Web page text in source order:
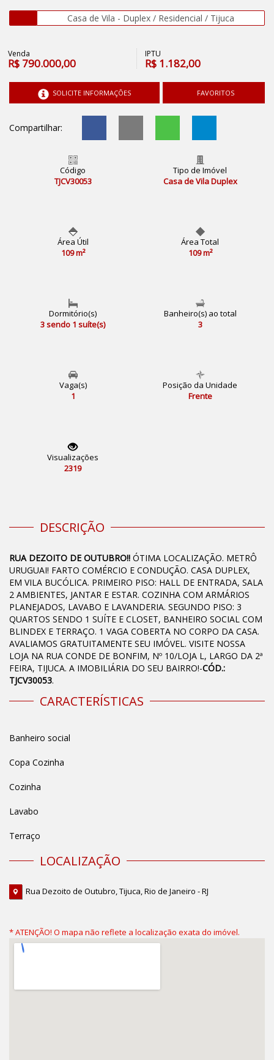
Casa de Vila - Duplex / Residencial / Tijuca
Venda
R$ 790.000,00
IPTU
R$ 1.182,00
SOLICITE INFORMAÇÕES FAVORITOS
Compartilhar:
Código
TJCV30053
Tipo de Imóvel
Casa de Vila Duplex
Área Útil
109 m²
Área Total
109 m²
Dormitório(s)
3 sendo 1 suíte(s)
Banheiro(s) ao total
3
Vaga(s)
1
Posição da Unidade
Frente
Visualizações
2319
DESCRIÇÃO
RUA DEZOITO DE OUTUBRO!! ÓTIMA LOCALIZAÇÃO. METRÔ
URUGUAI! FARTO COMÉRCIO E CONDUÇÃO. CASA DUPLEX,
EM VILA BUCÓLICA. PRIMEIRO PISO: HALL DE ENTRADA, SALA
2 AMBIENTES, JANTAR E ESTAR. COZINHA COM ARMÁRIOS
PLANEJADOS, LAVABO E LAVANDERIA. SEGUNDO PISO: 3
QUARTOS SENDO 1 SUÍTE E CLOSET, BANHEIRO SOCIAL COM
BLINDEX E TERRAÇO. 1 VAGA COBERTA NO CORPO DA CASA.
AVALIAMOS GRATUITAMENTE SEU IMÓVEL. VISITE NOSSA
LOJA NA RUA CONDE DE BONFIM, Nº 10/LOJA L, LARGO DA 2ª
FEIRA, TIJUCA. A IMOBILIÁRIA DO SEU BAIRRO!-CÓD.:
TJCV30053.
CARACTERÍSTICAS
Banheiro social
Copa Cozinha
Cozinha
Lavabo
Terraço
LOCALIZAÇÃO
Rua Dezoito de Outubro, Tijuca, Rio de Janeiro - RJ
* ATENÇÃO! O mapa não reflete a localização exata do imóvel.